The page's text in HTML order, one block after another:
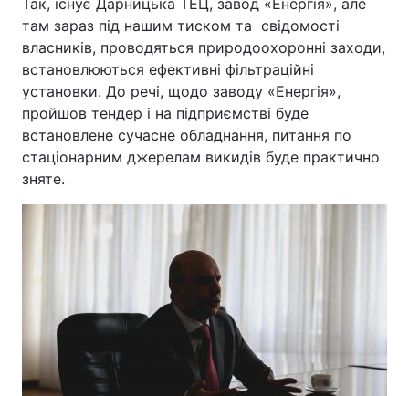
Так, існує Дарницька ТЕЦ, завод «Енергія», але
там зараз під нашим тиском та свідомості
власників, проводяться природоохоронні заходи,
встановлюються ефективні фільтраційні
установки. До речі, щодо заводу «Енергія»,
пройшов тендер і на підприємстві буде
встановлене сучасне обладнання, питання по
стаціонарним джерелам викидів буде практично
зняте.